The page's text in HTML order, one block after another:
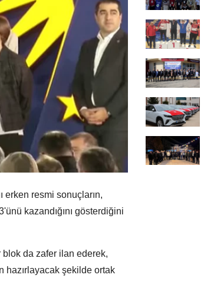
erken resmi sonuçların,
kazandığını gösterdiğini
blok da zafer ilan ederek,
hazırlayacak şekilde ortak